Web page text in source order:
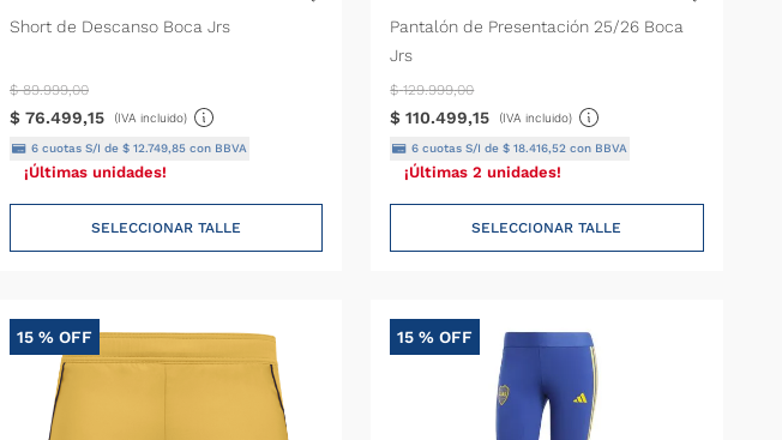
Short de Descanso Boca Jrs
$ 89.999,00
$ 76.499,15 (IVA incluido)
6cuotas S/I de $ 12.749,85con BBVA
¡Últimas unidades!
SELECCIONAR TALLE
Pantalón de Presentación 25/26 Boca
Jrs
$ 129.999,00
$ 110.499,15 (IVA incluido)
6 cuotas S/I de$ 18.416,52 con BBVA
¡Últimas 2 unidades!
SELECCIONAR TALLE
15 % OFF 15 % OFF